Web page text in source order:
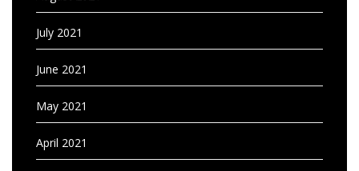
July 2021
June 2021
May 2021
April 2021